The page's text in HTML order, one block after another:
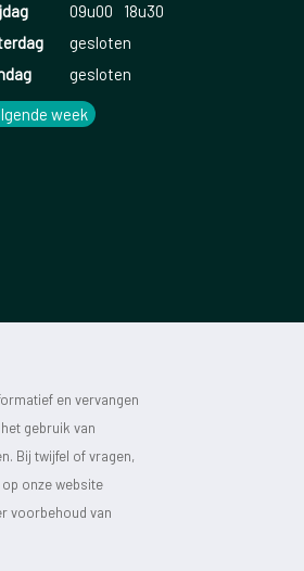
09u00
18u30
gesloten
gesloten
week
en vervangen
gebruik van
Bij twijfel of vragen,
onze website
voorbehoud van